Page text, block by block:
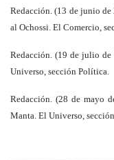
Redacción. (13 de junio
al Ochossi. El Comercio,
Redacción. (19 de julio de
Universo, sección Política.
Redacción. (28 de mayo
Manta. El Universo,